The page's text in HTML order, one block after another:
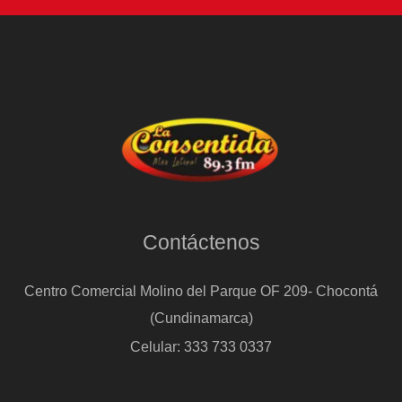
Contáctenos
Centro Comercial Molino del Parque OF 209- Chocontá
(Cundinamarca)
Celular: 333 733 0337